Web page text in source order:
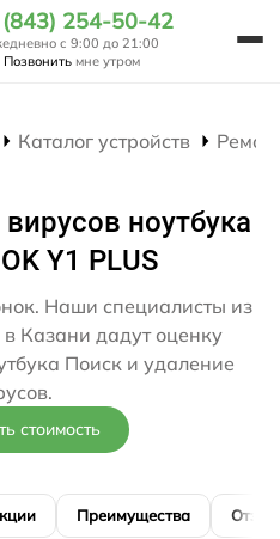
254-50-42
с 9:00 до 21:00
Позвонить мне утром
Каталог устройств
ноутбука
Y1 PLUS
Наши специалисты из
Казани дадут оценку
Поиск и удаление
стоимость
Преимущества